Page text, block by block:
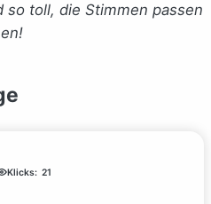
so toll, die Stimmen passen
Klicks: 21